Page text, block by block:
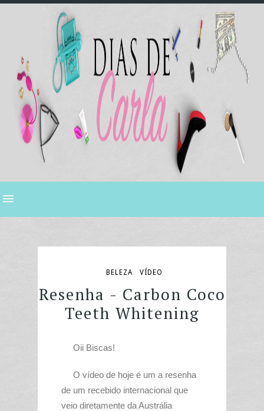
BELEZA VÍDEO
Resenha - Carbon Coco
Teeth Whitening
Oii Biscas!
O vídeo de hoje é um a resenha
de um recebido internacional que
veio diretamente da Austrália